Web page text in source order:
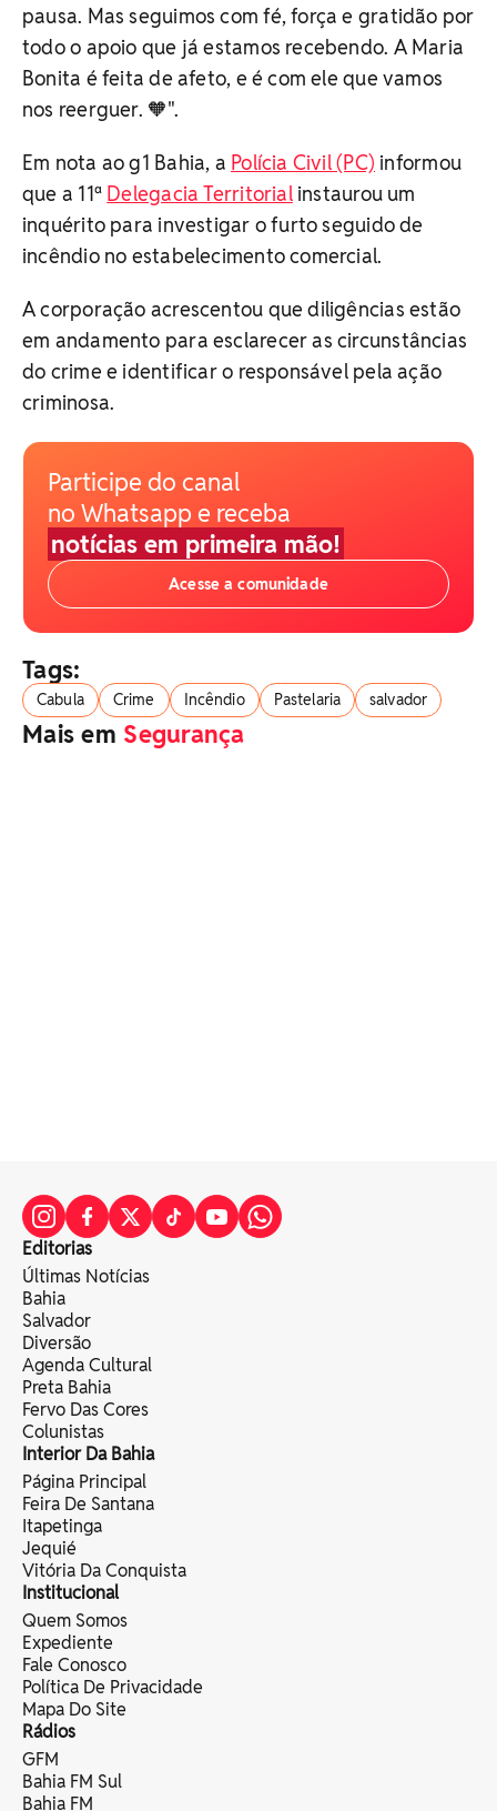
pausa. Mas seguimos com fé, força e gratidão por
todo o apoio que já estamos recebendo. A Maria
Bonita é feita de afeto, e é com ele que vamos
nos reerguer. 🧡".
Em nota ao g1 Bahia, a Polícia Civil (PC) informou
que a 11ª Delegacia Territorialinstaurou um
inquérito para investigar o furto seguido de
incêndio no estabelecimento comercial.
A corporação acrescentou que diligências estão
em andamento para esclarecer as circunstâncias
do crime e identificar o responsável pela ação
criminosa.
Participe do canal
no Whatsapp e receba
notícias em primeira mão!
Acesse a comunidade
Tags:
Cabula Crime Incêndio Pastelaria salvador
Mais em Segurança
Editorias
Últimas Notícias
Bahia
Salvador
Diversão
Agenda Cultural
Preta Bahia
Fervo Das Cores
Colunistas
Interior Da Bahia
Página Principal
Feira De Santana
Itapetinga
Jequié
Vitória Da Conquista
Institucional
Quem Somos
Expediente
Fale Conosco
Política De Privacidade
Mapa Do Site
Rádios
GFM
Bahia FM Sul
Bahia FM